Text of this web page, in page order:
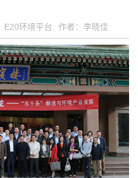
E20环境平台 作者：李晓佳